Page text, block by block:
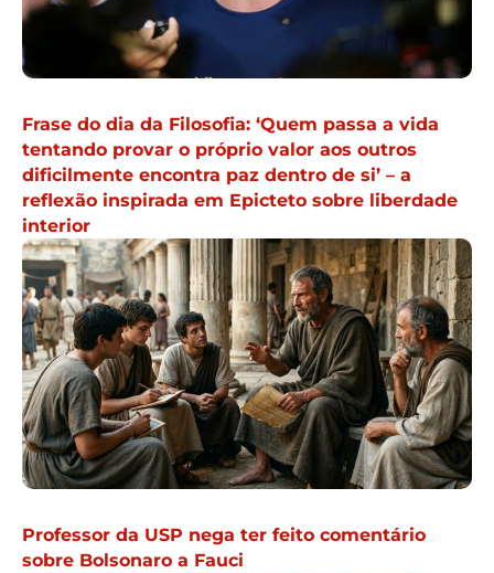
Frase do dia da Filosofia: ‘Quem passa a vida
tentando provar o próprio valor aos outros
dificilmente encontra paz dentro de si’ – a
reflexão inspirada em Epicteto sobre liberdade
interior
Professor da USP nega ter feito comentário
sobre Bolsonaro a Fauci